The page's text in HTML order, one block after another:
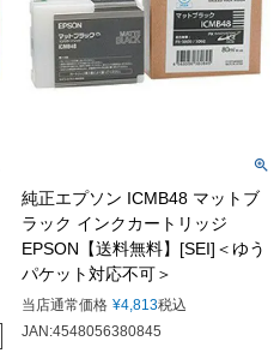
純正エプソン ICMB48 マットブ
ラック インクカートリッジ
EPSON【送料無料】[SEI]＜ゆう
パケット対応不可＞
当店通常価格 ¥4,813税込
JAN:4548056380845